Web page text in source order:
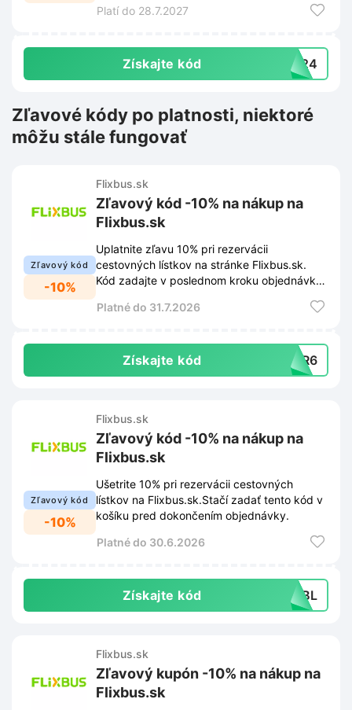
Platí do 28.7.2027
Získajte kód KP24
Zľavové kódy po platnosti, niektoré
môžu stále fungovať
Zľavový kód
-10%
Flixbus.sk
Zľavový kód -10% na nákup na
Flixbus.sk
Uplatnite zľavu 10% pri rezervácii
cestovných lístkov na stránke Flixbus.sk.
Kód zadajte v poslednom kroku objednávky
Platné do 31.7.2026
Získajte kód 7MR6
Zľavový kód
-10%
Flixbus.sk
Zľavový kód -10% na nákup na
Flixbus.sk
Ušetrite 10% pri rezervácii cestovných
lístkov na Flixbus.sk.Stačí zadať tento kód v
košíku pred dokončením objednávky.
Platné do 30.6.2026
Získajte kód PLBL
Flixbus.sk
Zľavový kupón -10% na nákup na
Flixbus.sk